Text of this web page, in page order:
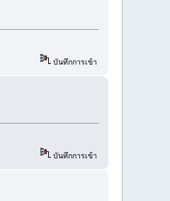
บันทึกการเข้า
บันทึกการเข้า